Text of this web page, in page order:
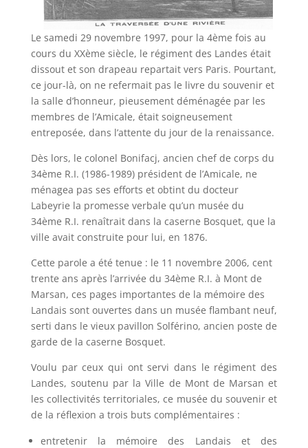
Le samedi 29 novembre 1997, pour la 4ème fois au
cours du XXème siècle, le régiment des Landes était
dissout et son drapeau repartait vers Paris. Pourtant,
ce jour-là, on ne refermait pas le livre du souvenir et
la salle d’honneur, pieusement déménagée par les
membres de l’Amicale, était soigneusement
entreposée, dans l’attente du jour de la renaissance.
Dès lors, le colonel Bonifacj, ancien chef de corps du
34ème R.I. (1986-1989) président de l’Amicale, ne
ménagea pas ses efforts et obtint du docteur
Labeyrie la promesse verbale qu’un musée du
34ème R.I. renaîtrait dans la caserne Bosquet, que la
ville avait construite pour lui, en 1876.
Cette parole a été tenue : le 11 novembre 2006, cent
trente ans après l’arrivée du 34ème R.I. à Mont de
Marsan, ces pages importantes de la mémoire des
Landais sont ouvertes dans un musée flambant neuf,
serti dans le vieux pavillon Solférino, ancien poste de
garde de la caserne Bosquet.
Voulu par ceux qui ont servi dans le régiment des
Landes, soutenu par la Ville de Mont de Marsan et
les collectivités territoriales, ce musée du souvenir et
de la réflexion a trois buts complémentaires :
entretenir la mémoire des Landais et des